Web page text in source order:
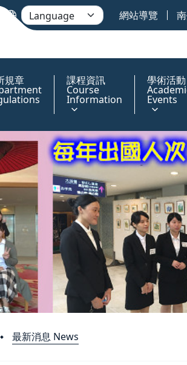
網站導覽
規章 課程資訊
Course
Information
學術活動
Events
最新消息 News